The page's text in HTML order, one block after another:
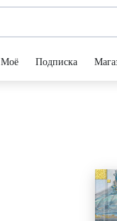
Моё Подписка